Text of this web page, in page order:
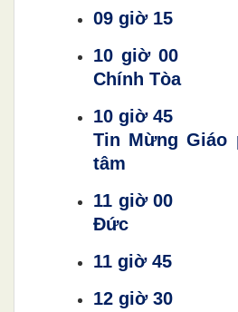
09 giờ 15
10 giờ 00
Chính Tòa
10 giờ 45 :
Tin Mừng Giáo
tâm
11 giờ 00 :
Đức
11 giờ 45
12 giờ 30